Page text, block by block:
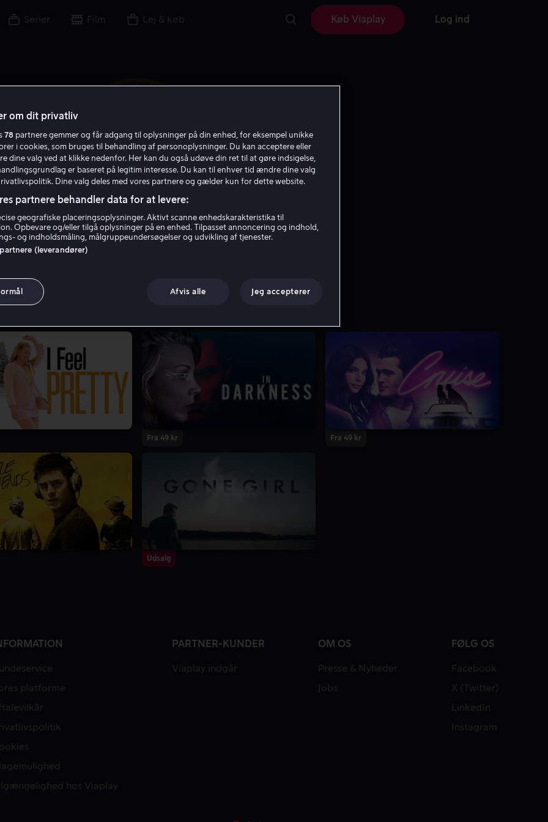
Serier Film Lej & køb Køb Viaplay Log ind
Emily Ratajkowski
Fra 49 kr Fra 49 kr
Udsalg
platforme
hos Viaplay
PARTNER-KUNDER
Viaplay indgår
OM OS
Presse & Nyheder
Jobs
FØLG OS
Facebook
X (Twitter)
LinkedIn
Instagram
om dit privatliv
78 partnere gemmer og får adgang til oplysninger på din enhed, for eksempel unikke
i cookies, som bruges til behandling af personoplysninger. Du kan acceptere eller
dine valg ved at klikke nedenfor. Her kan du også udøve din ret til at gøre indsigelse,
er baseret på legitim interesse. Du kan til enhver tid ændre dine valg
Dine valg deles med vores partnere og gælder kun for dette website.
partnere behandler data for at levere:
geografiske placeringsoplysninger. Aktivt scanne enhedskarakteristika til
Opbevare og/eller tilgå oplysninger på en enhed. Tilpasset annoncering og indhold,
og indholdsmåling, målgruppeundersøgelser og udvikling af tjenester.
(leverandører)
Afvis alle Jeg accepterer